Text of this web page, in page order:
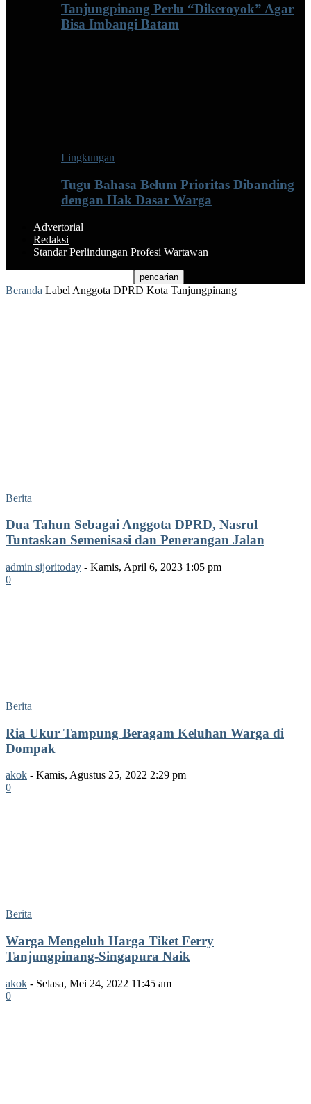
Tanjungpinang Perlu “Dikeroyok” Agar
Bisa Imbangi Batam
Lingkungan
Tugu Bahasa Belum Prioritas Dibanding
dengan Hak Dasar Warga
Advertorial
Redaksi
Standar Perlindungan Profesi Wartawan
Beranda Label Anggota DPRD Kota Tanjungpinang
Berita
Dua Tahun Sebagai Anggota DPRD, Nasrul
Tuntaskan Semenisasi dan Penerangan Jalan
admin sijoritoday - Kamis, April 6, 2023 1:05 pm
0
Berita
Ria Ukur Tampung Beragam Keluhan Warga di
Dompak
akok - Kamis, Agustus 25, 2022 2:29 pm
0
Berita
Warga Mengeluh Harga Tiket Ferry
Tanjungpinang-Singapura Naik
akok - Selasa, Mei 24, 2022 11:45 am
0